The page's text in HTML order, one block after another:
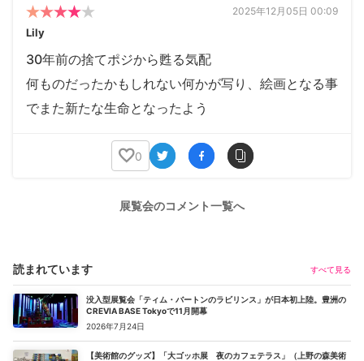
2025年12月05日 00:09
Lily
30年前の捨てポジから甦る気配
何ものだったかもしれない何かが写り、絵画となる事
でまた新たな生命となったよう
0
展覧会のコメント一覧へ
読まれています すべて見る
没入型展覧会「ティム・バートンのラビリンス」が日本初上陸。豊洲の
CREVIA BASE Tokyoで11月開幕
2026年7月24日
【美術館のグッズ】「大ゴッホ展 夜のカフェテラス」（上野の森美術